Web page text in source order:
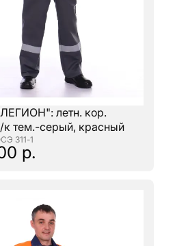
летн. кор.
к тем.-серый, красный
311-1
р.